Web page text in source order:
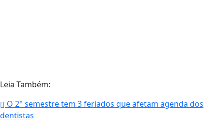
Leia Também:
O 2° semestre tem 3 feriados que afetam agenda dos
dentistas